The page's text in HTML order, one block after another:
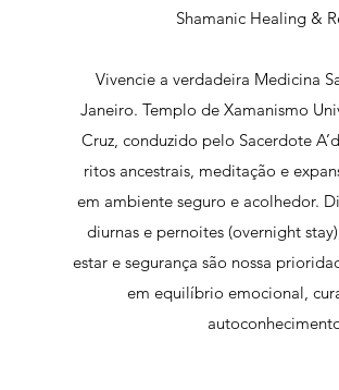
Shamanic Healing &
Vivencie a verdadeira Medicina
Janeiro. Templo de Xamanismo
Cruz, conduzido pelo Sacerdote
ritos ancestrais, meditação e
em ambiente seguro e acolhedor.
diurnas e pernoites (overnight
estar e segurança são nossa
em equilíbrio emocional,